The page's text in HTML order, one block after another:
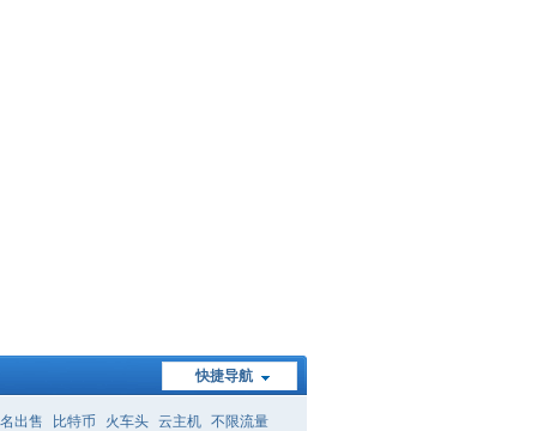
快捷导航
出售 比特币 火车头 云主机 不限流量